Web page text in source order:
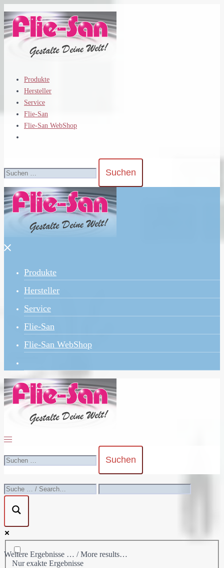
Zum
Inhalt
springen
Produkte
Hersteller
Service
Flie-San
Flie-San WebShop
nach:
Menü
Produkte
Hersteller
Service
Flie-San
Flie-San WebShop
Menü
nach:
Weitere Ergebnisse … / More results…
Nur exakte Ergebnisse